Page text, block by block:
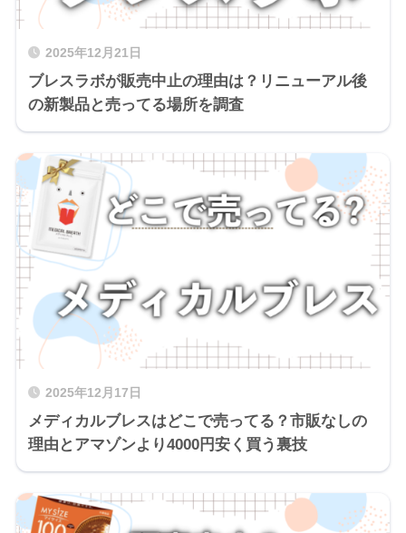
2025年12月21日
ブレスラボが販売中止の理由は？リニューアル後
の新製品と売ってる場所を調査
2025年12月17日
メディカルブレスはどこで売ってる？市販なしの
理由とアマゾンより4000円安く買う裏技